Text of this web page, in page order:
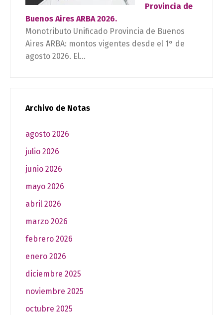
Provincia de
Buenos Aires ARBA 2026.
Monotributo Unificado Provincia de Buenos
Aires ARBA: montos vigentes desde el 1° de
agosto 2026. El...
Archivo de Notas
agosto 2026
julio 2026
junio 2026
mayo 2026
abril 2026
marzo 2026
febrero 2026
enero 2026
diciembre 2025
noviembre 2025
octubre 2025